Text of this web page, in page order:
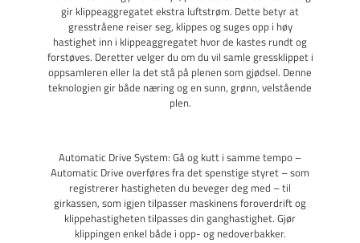
gir klippeaggregatet ekstra luftstrøm. Dette betyr at
gresstråene reiser seg, klippes og suges opp i høy
hastighet inn i klippeaggregatet hvor de kastes rundt og
forstøves. Deretter velger du om du vil samle gressklippet i
oppsamleren eller la det stå på plenen som gjødsel. Denne
teknologien gir både næring og en sunn, grønn, velstående
plen.
Automatic Drive System: Gå og kutt i samme tempo –
Automatic Drive overføres fra det spenstige styret – som
registrerer hastigheten du beveger deg med – til
girkassen, som igjen tilpasser maskinens foroverdrift og
klippehastigheten tilpasses din ganghastighet. Gjør
klippingen enkel både i opp- og nedoverbakker.